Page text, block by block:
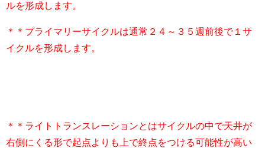
ルを形成します。
＊＊プライマリーサイクルは通常２４～３５週前後で１サ
イクルを形成します。
＊＊ライトトランスレーションとはサイクルの中で天井が
右側にくる形で起点よりも上で終点をつける可能性が高い